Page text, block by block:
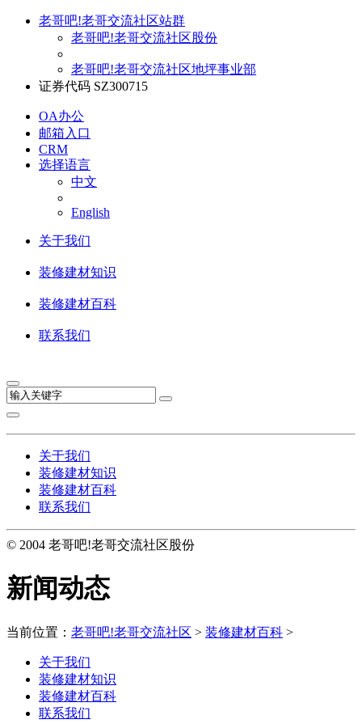
老哥吧!老哥交流社区站群
老哥吧!老哥交流社区股份
老哥吧!老哥交流社区地坪事业部
证券代码 SZ300715
OA办公
邮箱入口
CRM
选择语言
中文
English
关于我们
装修建材知识
装修建材百科
联系我们
关于我们
装修建材知识
装修建材百科
联系我们
© 2004 老哥吧!老哥交流社区股份
新闻动态
当前位置： 老哥吧!老哥交流社区 > 装修建材百科 >
关于我们
装修建材知识
装修建材百科
联系我们